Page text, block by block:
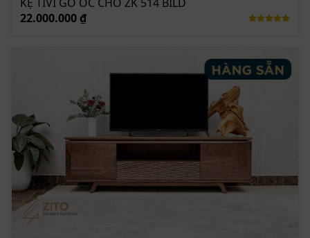
cũng có thể sở hữu.
KỆ TIVI GỖ ÓC CHÓ ZK 514 BILD
22.000.000 ₫